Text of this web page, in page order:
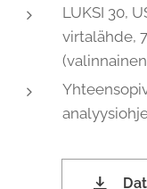
LUKSI 30,
virtalähde,